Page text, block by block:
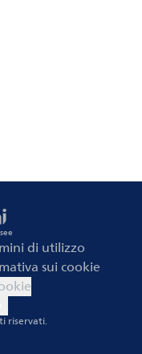
di utilizzo
sui cookie
riservati.